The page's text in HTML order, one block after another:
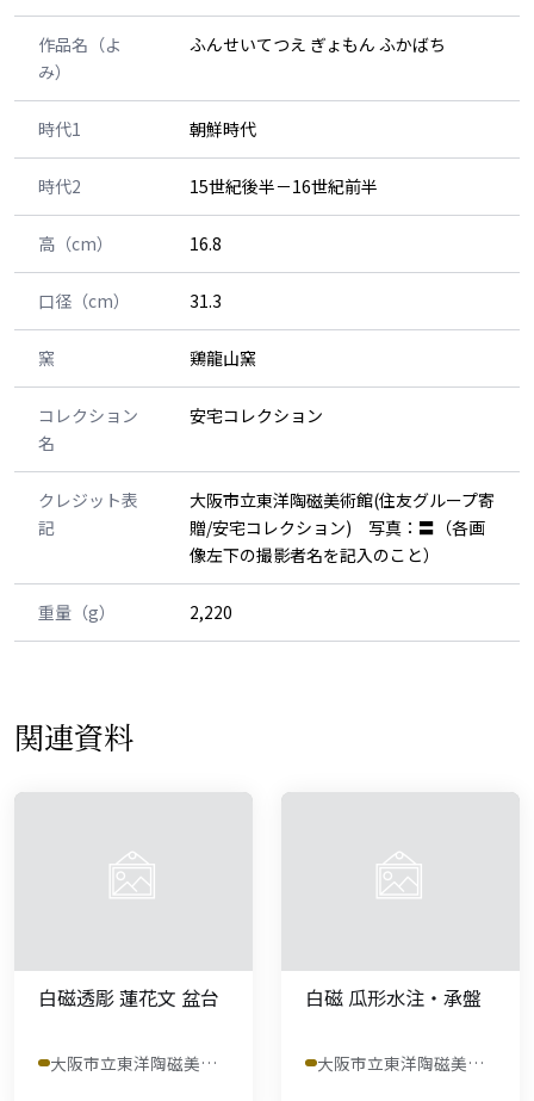
作品名（よ
み）
ふんせいてつえ ぎょもん ふかばち
時代1 朝鮮時代
時代2 15世紀後半－16世紀前半
高（cm） 16.8
口径（cm） 31.3
窯 鶏龍山窯
コレクション
名
安宅コレクション
クレジット表
記
大阪市立東洋陶磁美術館(住友グループ寄
贈/安宅コレクション) 写真：〓（各画
像左下の撮影者名を記入のこと）
重量（g） 2,220
関連資料
白磁透彫 蓮花文 盆台
大阪市立東洋陶磁美術館
白磁 瓜形水注・承盤
大阪市立東洋陶磁美術館